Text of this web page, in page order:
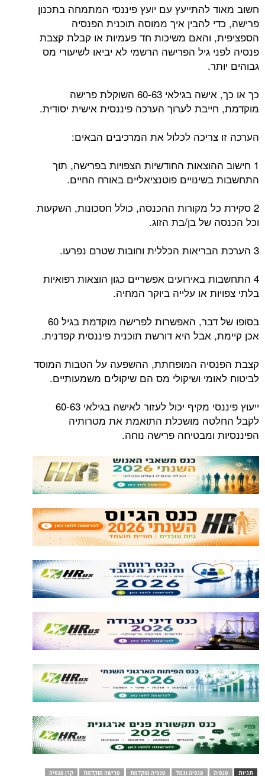
חשוב מאוד להתייעץ עם יועץ פיננסי המתמחה בתכנון
פרישה, כדי להבין איך ממוסה תוכנית הפנסיה
הספציפית, והאם משיכות חד פעמיות או קבלת קצבת
פנסיה לפני גיל הפרישה הרשמי לא יביאו לשיעורי מס
גבוהים יותר.
כך או כך, אישה בגילאי 60-63 השוקלת פרישה
מוקדמת, חייבת לערוך הערכה פיננסית אישית יסודית.
הערכה זו צריכה לכלול את המרכיבים הבאים:
1 חישוב ההוצאות החודשיות הצפויות בפרישה, תוך
התחשבות בשינויים פוטנציאליים באורח החיים.
2 סקירת כל מקורות ההכנסה, כולל חסכונות, השקעות
וכל הכנסה של בן/בת הזוג.
3 הערכת הבריאות הכללית וחובות שטרם נפרעו.
4 התחשבות באירועים אפשריים כגון הוצאות רפואיות
בלתי צפויות או עלייה ביוקר המחיה.
בסופו של דבר, האפשרות לפרישה מוקדמת בגיל 60
אכן קיימת, אבל היא דורשת תוכנית פיננסית קפדנית.
קצבת הפנסיה המופחתת, ההשפעה על הטבות המוסד
לביטוח לאומי ושיקולי מס הם שיקולים משמעותיים.
ייעוץ פיננסי מקיף יכול לעזור לאישה בגילאי 60-63
לקבל החלטה מושכלת התואמת את מטרותיה
הפיננסיות ומבטיחה פרישה נוחה.
תגיות פנסיה פנסיה וגמל פנסיה מוקדמת פרישה מוקדמת קרן פנסיה